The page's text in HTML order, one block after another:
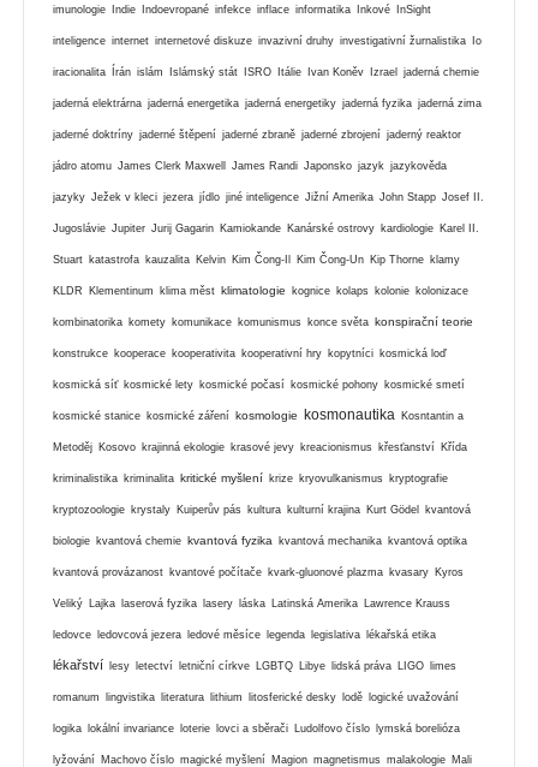
imunologie Indie Indoevropané infekce inflace informatika Inkové InSight
inteligence internet internetové diskuze invazivní druhy investigativní žurnalistika Io
iracionalita Írán islám Islámský stát ISRO Itálie Ivan Koněv Izrael jaderná chemie
jaderná elektrárna jaderná energetika jaderná energetiky jaderná fyzika jaderná zima
jaderné doktríny jaderné štěpení jaderné zbraně jaderné zbrojení jaderný reaktor
jádro atomu James Clerk Maxwell James Randi Japonsko jazyk jazykověda
jazyky Ježek v kleci jezera jídlo jiné inteligence Jižní Amerika John Stapp Josef II.
Jugoslávie Jupiter Jurij Gagarin Kamiokande Kanárské ostrovy kardiologie Karel II.
Stuart katastrofa kauzalita Kelvin Kim Čong-Il Kim Čong-Un Kip Thorne klamy
KLDR Klementinum klima měst klimatologie kognice kolaps kolonie kolonizace
kombinatorika komety komunikace komunismus konce světa konspirační teorie
konstrukce kooperace kooperativita kooperativní hry kopytníci kosmická loď
kosmická síť kosmické lety kosmické počasí kosmické pohony kosmické smetí
kosmické stanice kosmické záření kosmologie kosmonautika Kosntantin a
Metoděj Kosovo krajinná ekologie krasové jevy kreacionismus křesťanství Křída
kriminalistika kriminalita kritické myšlení krize kryovulkanismus kryptografie
kryptozoologie krystaly Kuiperův pás kultura kulturní krajina Kurt Gödel kvantová
biologie kvantová chemie kvantová fyzika kvantová mechanika kvantová optika
kvantová provázanost kvantové počítače kvark-gluonové plazma kvasary Kyros
Veliký Lajka laserová fyzika lasery láska Latinská Amerika Lawrence Krauss
ledovce ledovcová jezera ledové měsíce legenda legislativa lékařská etika
lékařství lesy letectví letniční církve LGBTQ Libye lidská práva LIGO limes
romanum lingvistika literatura lithium litosferické desky lodě logické uvažování
logika lokální invariance loterie lovci a sběrači Ludolfovo číslo lymská borelióza
lyžování Machovo číslo magické myšlení Magion magnetismus malakologie Mali